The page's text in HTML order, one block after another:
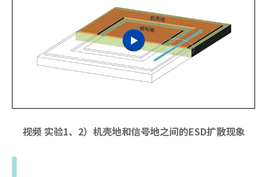
视频 实验1、2）机壳地和信号地之间的ESD扩散现象